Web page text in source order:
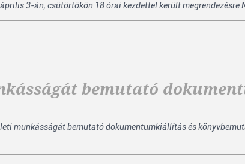
3-án, csütörtökön 18 órai kezdettel került megrendezésre
bemutató
munkásságát bemutató dokumentumkiállítás és